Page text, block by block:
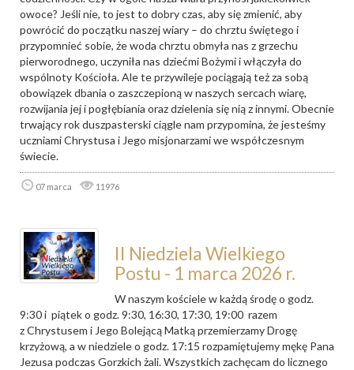
owoce? Jeśli nie, to jest to dobry czas, aby się zmienić, aby
powrócić do początku naszej wiary – do chrztu świętego i
przypomnieć sobie, że woda chrztu obmyła nas z grzechu
pierworodnego, uczyniła nas dziećmi Bożymi i włączyła do
wspólnoty Kościoła. Ale te przywileje pociągają też za sobą
obowiązek dbania o zaszczepioną w naszych sercach wiarę,
rozwijania jej i pogłębiania oraz dzielenia się nią z innymi. Obecnie
trwający rok duszpasterski ciągle nam przypomina, że jesteśmy
uczniami Chrystusa i Jego misjonarzami we współczesnym
świecie.
07 marca 11976
II Niedziela Wielkiego
Postu - 1 marca 2026 r.
W naszym kościele w każdą środę o godz.
9:30 i piątek o godz. 9:30, 16:30, 17:30, 19:00 razem
z Chrystusem i Jego Bolejącą Matką przemierzamy Drogę
krzyżową, a w niedziele o godz. 17:15 rozpamiętujemy mękę Pana
Jezusa podczas Gorzkich żali. Wszystkich zachęcam do licznego